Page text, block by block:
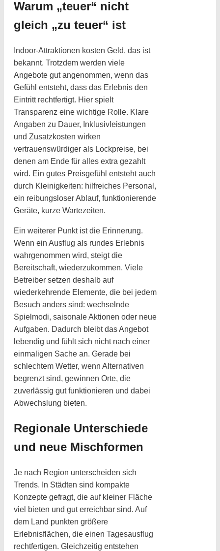
Warum „teuer“ nicht
gleich „zu teuer“ ist
Indoor-Attraktionen kosten Geld, das ist
bekannt. Trotzdem werden viele
Angebote gut angenommen, wenn das
Gefühl entsteht, dass das Erlebnis den
Eintritt rechtfertigt. Hier spielt
Transparenz eine wichtige Rolle. Klare
Angaben zu Dauer, Inklusivleistungen
und Zusatzkosten wirken
vertrauenswürdiger als Lockpreise, bei
denen am Ende für alles extra gezahlt
wird. Ein gutes Preisgefühl entsteht auch
durch Kleinigkeiten: hilfreiches Personal,
ein reibungsloser Ablauf, funktionierende
Geräte, kurze Wartezeiten.
Ein weiterer Punkt ist die Erinnerung.
Wenn ein Ausflug als rundes Erlebnis
wahrgenommen wird, steigt die
Bereitschaft, wiederzukommen. Viele
Betreiber setzen deshalb auf
wiederkehrende Elemente, die bei jedem
Besuch anders sind: wechselnde
Spielmodi, saisonale Aktionen oder neue
Aufgaben. Dadurch bleibt das Angebot
lebendig und fühlt sich nicht nach einer
einmaligen Sache an. Gerade bei
schlechtem Wetter, wenn Alternativen
begrenzt sind, gewinnen Orte, die
zuverlässig gut funktionieren und dabei
Abwechslung bieten.
Regionale Unterschiede
und neue Mischformen
Je nach Region unterscheiden sich
Trends. In Städten sind kompakte
Konzepte gefragt, die auf kleiner Fläche
viel bieten und gut erreichbar sind. Auf
dem Land punkten größere
Erlebnisflächen, die einen Tagesausflug
rechtfertigen. Gleichzeitig entstehen